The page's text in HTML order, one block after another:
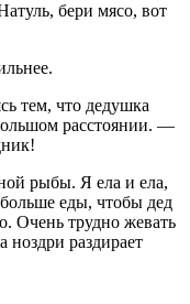
бери мясо, вот
тем, что дедушка
расстоянии. —
рыбы. Я ела и ела,
больше еды, чтобы дед
Очень трудно жевать
ноздри раздирает